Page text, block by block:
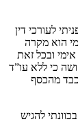
לעורכי דין
הוא מקרה
ובכל זאת
כי ללא עו”ד
מהכסף
להגיש